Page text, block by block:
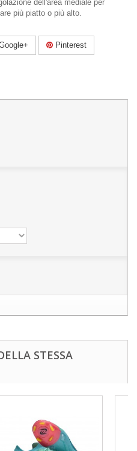
dell'area mediale per
più piatto o più alto.
Pinterest
STESSA